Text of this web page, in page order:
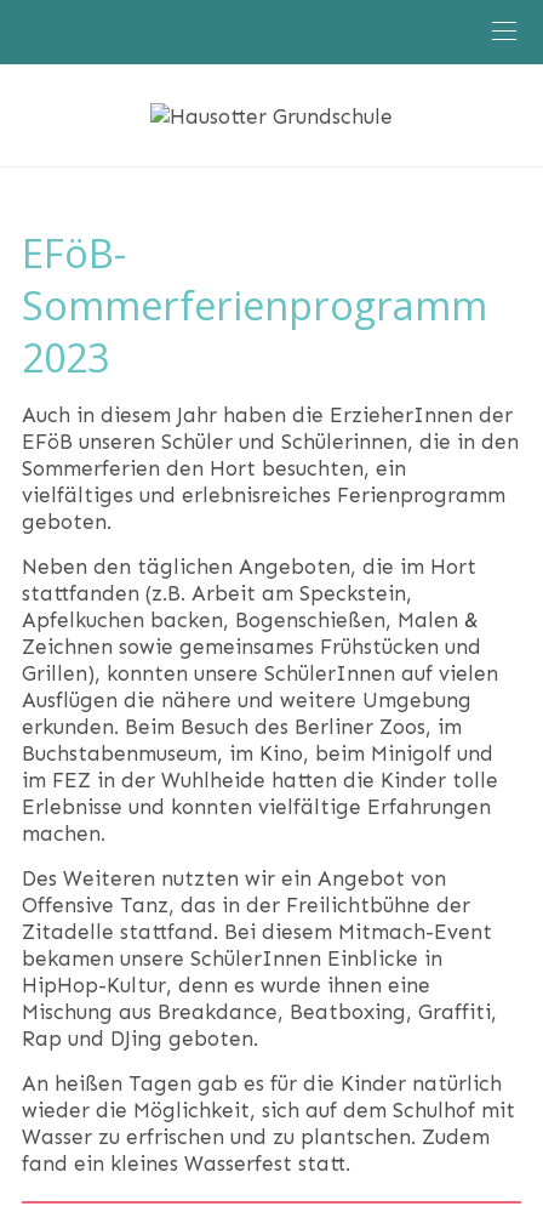
EFöB-
Sommerferienprogramm
2023
Auch in diesem Jahr haben die ErzieherInnen der
EFöB unseren Schüler und Schülerinnen, die in den
Sommerferien den Hort besuchten, ein
vielfältiges und erlebnisreiches Ferienprogramm
geboten.
Neben den täglichen Angeboten, die im Hort
stattfanden (z.B. Arbeit am Speckstein,
Apfelkuchen backen, Bogenschießen, Malen &
Zeichnen sowie gemeinsames Frühstücken und
Grillen), konnten unsere SchülerInnen auf vielen
Ausflügen die nähere und weitere Umgebung
erkunden. Beim Besuch des Berliner Zoos, im
Buchstabenmuseum, im Kino, beim Minigolf und
im FEZ in der Wuhlheide hatten die Kinder tolle
Erlebnisse und konnten vielfältige Erfahrungen
machen.
Des Weiteren nutzten wir ein Angebot von
Offensive Tanz, das in der Freilichtbühne der
Zitadelle stattfand. Bei diesem Mitmach-Event
bekamen unsere SchülerInnen Einblicke in
HipHop-Kultur, denn es wurde ihnen eine
Mischung aus Breakdance, Beatboxing, Graffiti,
Rap und DJing geboten.
An heißen Tagen gab es für die Kinder natürlich
wieder die Möglichkeit, sich auf dem Schulhof mit
Wasser zu erfrischen und zu plantschen. Zudem
fand ein kleines Wasserfest statt.